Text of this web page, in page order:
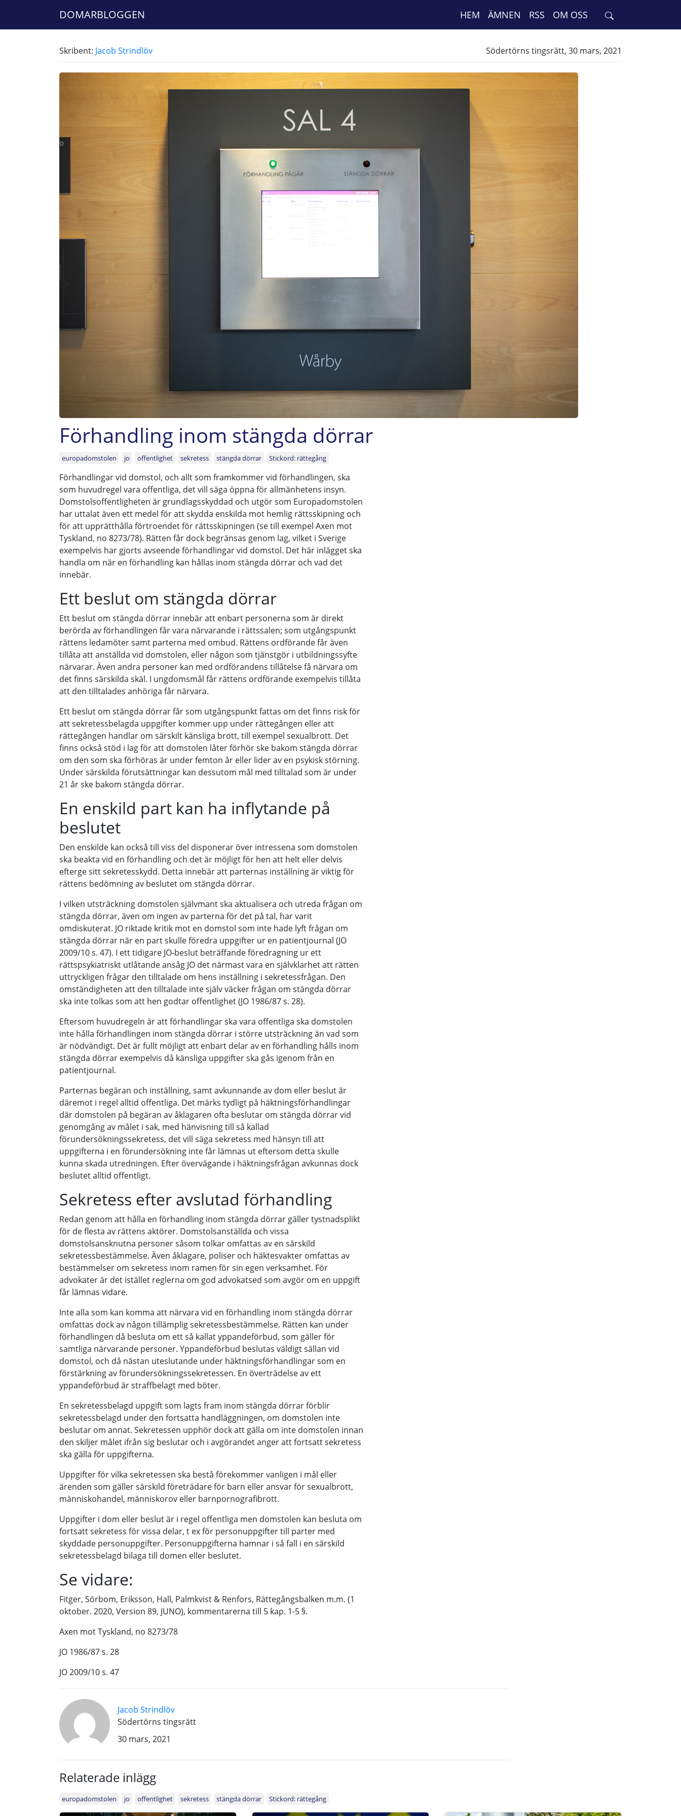
DOMARBLOGGEN HEM ÄMNEN RSS OM OSS
Skribent: Jacob Strindlöv Södertörns tingsrätt, 30 mars, 2021
Förhandling inom stängda dörrar
europadomstolen jo offentlighet sekretess stängda dörrar Stickord: rättegång
Förhandlingar vid domstol, och allt som framkommer vid förhandlingen, ska
som huvudregel vara offentliga, det vill säga öppna för allmänhetens insyn.
Domstolsoffentligheten är grundlagsskyddad och utgör som Europadomstolen
har uttalat även ett medel för att skydda enskilda mot hemlig rättsskipning och
för att upprätthålla förtroendet för rättsskipningen (se till exempel Axen mot
Tyskland, no 8273/78). Rätten får dock begränsas genom lag, vilket i Sverige
exempelvis har gjorts avseende förhandlingar vid domstol. Det här inlägget ska
handla om när en förhandling kan hållas inom stängda dörrar och vad det
innebär.
Ett beslut om stängda dörrar
Ett beslut om stängda dörrar innebär att enbart personerna som är direkt
berörda av förhandlingen får vara närvarande i rättssalen; som utgångspunkt
rättens ledamöter samt parterna med ombud. Rättens ordförande får även
tillåta att anställda vid domstolen, eller någon som tjänstgör i utbildningssyfte
närvarar. Även andra personer kan med ordförandens tillåtelse få närvara om
det finns särskilda skäl. I ungdomsmål får rättens ordförande exempelvis tillåta
att den tilltalades anhöriga får närvara.
Ett beslut om stängda dörrar får som utgångspunkt fattas om det finns risk för
att sekretessbelagda uppgifter kommer upp under rättegången eller att
rättegången handlar om särskilt känsliga brott, till exempel sexualbrott. Det
finns också stöd i lag för att domstolen låter förhör ske bakom stängda dörrar
om den som ska förhöras är under femton år eller lider av en psykisk störning.
Under särskilda förutsättningar kan dessutom mål med tilltalad som är under
21 år ske bakom stängda dörrar.
En enskild part kan ha inflytande på
beslutet
Den enskilde kan också till viss del disponerar över intressena som domstolen
ska beakta vid en förhandling och det är möjligt för hen att helt eller delvis
efterge sitt sekretesskydd. Detta innebär att parternas inställning är viktig för
rättens bedömning av beslutet om stängda dörrar.
I vilken utsträckning domstolen självmant ska aktualisera och utreda frågan om
stängda dörrar, även om ingen av parterna för det på tal, har varit
omdiskuterat. JO riktade kritik mot en domstol som inte hade lyft frågan om
stängda dörrar när en part skulle föredra uppgifter ur en patientjournal (JO
2009/10 s. 47). I ett tidigare JO-beslut beträffande föredragning ur ett
rättspsykiatriskt utlåtande ansåg JO det närmast vara en självklarhet att rätten
uttryckligen frågar den tilltalade om hens inställning i sekretessfrågan. Den
omständigheten att den tilltalade inte själv väcker frågan om stängda dörrar
ska inte tolkas som att hen godtar offentlighet (JO 1986/87 s. 28).
Eftersom huvudregeln är att förhandlingar ska vara offentliga ska domstolen
inte hålla förhandlingen inom stängda dörrar i större utsträckning än vad som
är nödvändigt. Det är fullt möjligt att enbart delar av en förhandling hålls inom
stängda dörrar exempelvis då känsliga uppgifter ska gås igenom från en
patientjournal.
Parternas begäran och inställning, samt avkunnande av dom eller beslut är
däremot i regel alltid offentliga. Det märks tydligt på häktningsförhandlingar
där domstolen på begäran av åklagaren ofta beslutar om stängda dörrar vid
genomgång av målet i sak, med hänvisning till så kallad
förundersökningssekretess, det vill säga sekretess med hänsyn till att
uppgifterna i en förundersökning inte får lämnas ut eftersom detta skulle
kunna skada utredningen. Efter övervägande i häktningsfrågan avkunnas dock
beslutet alltid offentligt.
Sekretess efter avslutad förhandling
Redan genom att hålla en förhandling inom stängda dörrar gäller tystnadsplikt
för de flesta av rättens aktörer. Domstolsanställda och vissa
domstolsansknutna personer såsom tolkar omfattas av en särskild
sekretessbestämmelse. Även åklagare, poliser och häktesvakter omfattas av
bestämmelser om sekretess inom ramen för sin egen verksamhet. För
advokater är det istället reglerna om god advokatsed som avgör om en uppgift
får lämnas vidare.
Inte alla som kan komma att närvara vid en förhandling inom stängda dörrar
omfattas dock av någon tillämplig sekretessbestämmelse. Rätten kan under
förhandlingen då besluta om ett så kallat yppandeförbud, som gäller för
samtliga närvarande personer. Yppandeförbud beslutas väldigt sällan vid
domstol, och då nästan uteslutande under häktningsförhandlingar som en
förstärkning av förundersökningssekretessen. En överträdelse av ett
yppandeförbud är straffbelagt med böter.
En sekretessbelagd uppgift som lagts fram inom stängda dörrar förblir
sekretessbelagd under den fortsatta handläggningen, om domstolen inte
beslutar om annat. Sekretessen upphör dock att gälla om inte domstolen innan
den skiljer målet ifrån sig beslutar och i avgörandet anger att fortsatt sekretess
ska gälla för uppgifterna.
Uppgifter för vilka sekretessen ska bestå förekommer vanligen i mål eller
ärenden som gäller särskild företrädare för barn eller ansvar för sexualbrott,
människohandel, människorov eller barnpornografibrott.
Uppgifter i dom eller beslut är i regel offentliga men domstolen kan besluta om
fortsatt sekretess för vissa delar, t ex för personuppgifter till parter med
skyddade personuppgifter. Personuppgifterna hamnar i så fall i en särskild
sekretessbelagd bilaga till domen eller beslutet.
Se vidare:
Fitger, Sörbom, Eriksson, Hall, Palmkvist & Renfors, Rättegångsbalken m.m. (1
oktober. 2020, Version 89, JUNO), kommentarerna till 5 kap. 1-5 §.
Axen mot Tyskland, no 8273/78
JO 1986/87 s. 28
JO 2009/10 s. 47
Jacob Strindlöv
Södertörns tingsrätt
30 mars, 2021
Relaterade inlägg
europadomstolen jo offentlighet sekretess stängda dörrar Stickord: rättegång